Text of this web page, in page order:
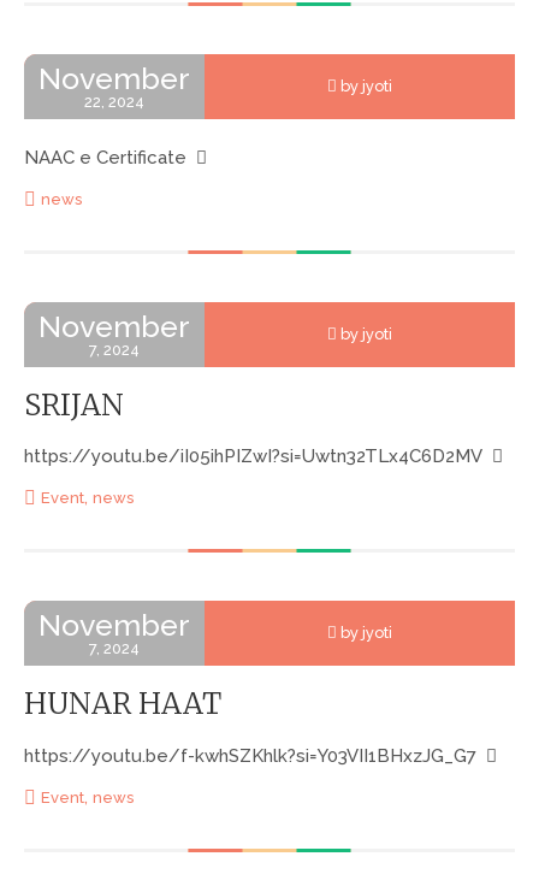
November
22, 2024
by jyoti
NAAC e Certificate
news
November
7, 2024
by jyoti
SRIJAN
https://youtu.be/iI05ihPIZwI?si=Uwtn32TLx4C6D2MV
Event, news
November
7, 2024
by jyoti
HUNAR HAAT
https://youtu.be/f-kwhSZKhlk?si=Y03VII1BHxzJG_G7
Event, news